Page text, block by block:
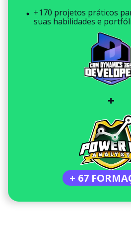
+170 projetos práticos
suas habilidades e
+
+ 67